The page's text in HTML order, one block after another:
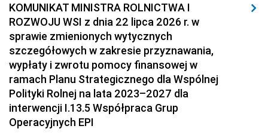
KOMUNIKAT MINISTRA ROLNICTWA I
ROZWOJU WSI z dnia 22 lipca 2026 r. w
sprawie zmienionych wytycznych
szczegółowych w zakresie przyznawania,
wypłaty i zwrotu pomocy finansowej w
ramach Planu Strategicznego dla Wspólnej
Polityki Rolnej na lata 2023–2027 dla
interwencji I.13.5 Współpraca Grup
Operacyjnych EPI